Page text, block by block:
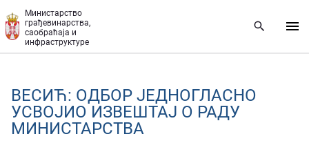
Министарство
грађевинарства,
саобраћаја и
инфраструктуре
ВЕСИЋ: ОДБОР ЈЕДНОГЛАСНО
УСВОЈИО ИЗВЕШТАЈ О РАДУ
МИНИСТАРСТВА